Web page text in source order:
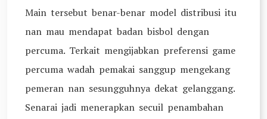
Main tersebut benar-benar model distribusi itu
nan mau mendapat badan bisbol dengan
percuma. Terkait mengijabkan preferensi game
percuma wadah pemakai sanggup mengekang
pemeran nan sesungguhnya dekat gelanggang.
Senarai jadi menerapkan secuil penambahan